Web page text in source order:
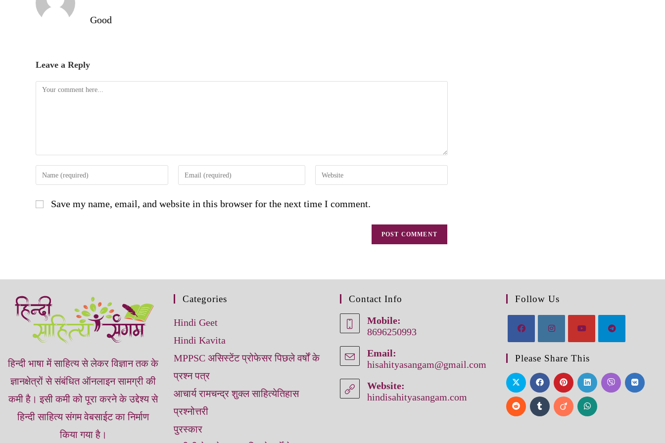
Good
Leave a Reply
Save my name, email, and website in this browser for the next time I comment.
हिन्‍दी भाषा में साहित्‍य से लेकर विज्ञान तक के
ज्ञानक्षेत्रों से संबंधित ऑनलाइन सामग्री की
कमी है। इसी कमी को पूरा करने के उद्देश्‍य से
हिन्‍दी साहित्‍य संगम वेबसाईट का निर्माण
किया गया है।
Categories
Hindi Geet
Hindi Kavita
MPPSC असिस्टेंट प्रोफेसर पिछले वर्षों के
प्रश्न पत्र
आचार्य रामचन्‍द्र शुक्‍ल साहित्‍येतिहास
प्रश्नोत्तरी
पुरस्कार
Contact Info
Mobile:
8696250993
Email:
hisahityasangam@gmail.com
Website:
hindisahityasangam.com
Follow Us
Please Share This